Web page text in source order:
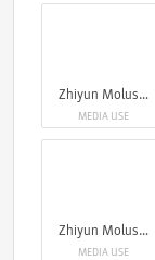
Zhiyun Molus G300
MEDIA USE
Zhiyun Molus G300
MEDIA USE